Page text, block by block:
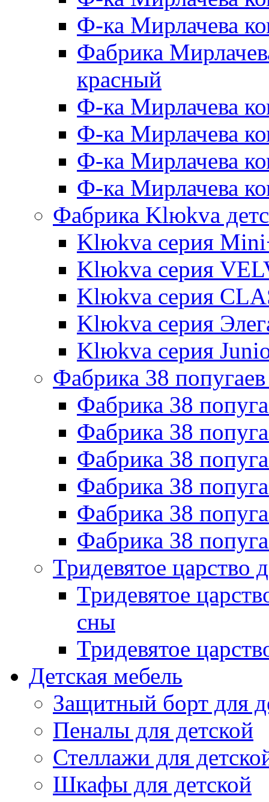
Ф-ка Мирлачева
Фабрика
красный
Ф-ка Мирлачева
Ф-ка Мирлачева
Ф-ка Мирлачева
Ф-ка Мирлачева
Фабрика Klюkva
Klюkva серия
Klюkva серия
Klюkva серия
Klюkva серия
Klюkva серия
Фабрика 38
Фабрика 38
Фабрика 38
Фабрика 38
Фабрика 38
Фабрика 38
Фабрика 38
Тридевятое царство
Тридевятое
сны
Тридевятое
Детская мебель
Защитный борт для
Пеналы для детской
Стеллажи для
Шкафы для детской